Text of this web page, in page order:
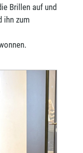
Brillen auf und
ihn zum